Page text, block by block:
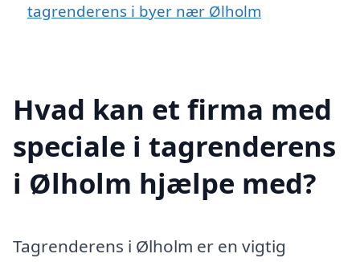
tagrenderens i byer nær Ølholm
Hvad kan et firma med
speciale i tagrenderens
i Ølholm hjælpe med?
Tagrenderens i Ølholm er en vigtig